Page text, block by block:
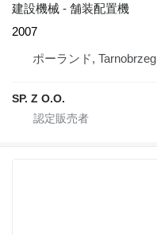
建設機械 - 舗装配置機
2007
ポーランド, Tarnobrzeg
SP. Z O.O.